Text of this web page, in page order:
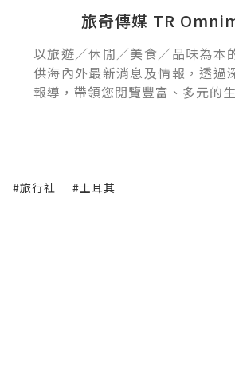
旅奇傳媒 TR
以旅遊／休閒／美食／品味為本
供海內外最新消息及情報，透過
報導，帶領您閱覽豐富、多元的生
#旅行社 #土耳其